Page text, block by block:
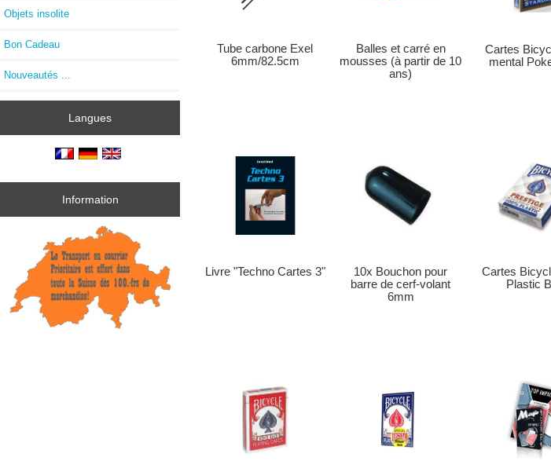
Objets insolite
Bon Cadeau
Nouveautés ...
Langues
Information
Tube carbone Exel
6mm/82.5cm
Balles et carré en
mousses (à partir de 10
ans)
Cartes
mental
Livre "Techno Cartes 3"
10x Bouchon pour
barre de cerf-volant
6mm
Cartes
Plastic